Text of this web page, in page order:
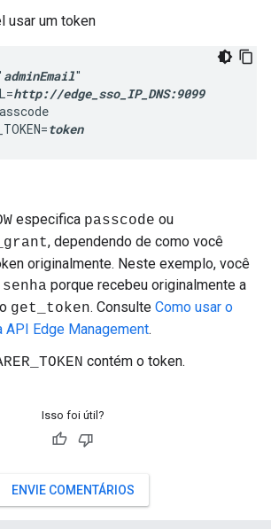
usar um token
adminEmail"
http://edge_sso_IP_DNS:9099
token
especifica passcode ou
, dependendo de como você
originalmente. Neste exemplo, você
senha porque recebeu originalmente a
get_token. Consulte Como usar o
API Edge Management.
contém o token.
Isso foi útil?
ENVIE COMENTÁRIOS